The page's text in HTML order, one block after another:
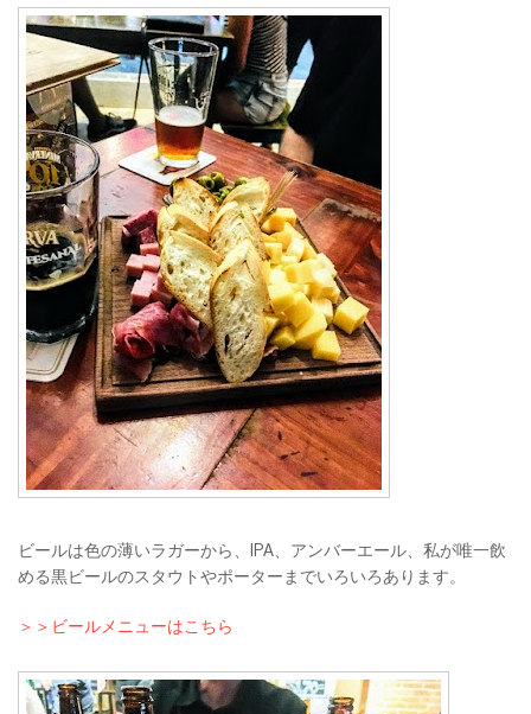
ビールは色の薄いラガーから、IPA、アンバーエール、私が唯一飲
める黒ビールのスタウトやポーターまでいろいろあります。
＞＞ビールメニューはこちら